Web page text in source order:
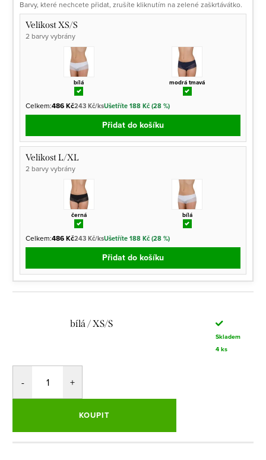
Barvy, které nechcete přidat, zrušíte kliknutím na zelené zaškrtávátko.
Velikost XS/S
2 barvy vybrány
bílá modrá tmavá
Celkem:486 Kč243 Kč/ksUšetříte 188 Kč (28 %)
Přidat do košíku
Velikost L/XL
2 barvy vybrány
černá bílá
Celkem:486 Kč243 Kč/ksUšetříte 188 Kč (28 %)
Přidat do košíku
bílá / XS/S
Skladem
4 ks
KOUPIT